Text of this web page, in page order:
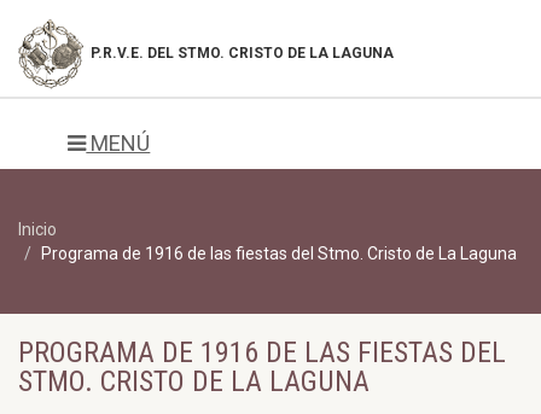
P.R.V.E. DEL STMO. CRISTO DE LA LAGUNA
MENÚ
Inicio
Programa de 1916 de las fiestas del Stmo. Cristo de La Laguna
PROGRAMA DE 1916 DE LAS FIESTAS DEL
STMO. CRISTO DE LA LAGUNA